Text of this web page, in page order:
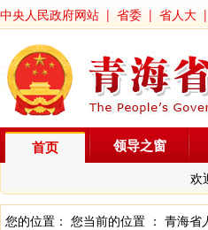
中央人民政府网站 | 省委 | 省人大 |
首页
欢
领导之窗
您的位置： 您当前的位置 ： 青海省